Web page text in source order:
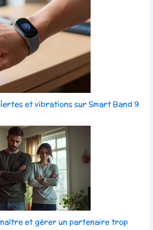
et vibrations sur Smart Band 9
et gérer un partenaire trop